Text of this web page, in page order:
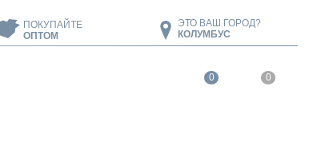
ПОКУПАЙТЕ
ОПТОМ
ЭТО ВАШ ГОРОД?
КОЛУМБУС
0 0